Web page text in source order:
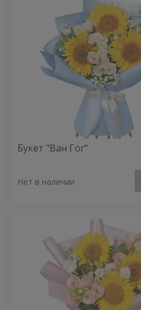
Букет "Ван Гог"
Нет в наличии